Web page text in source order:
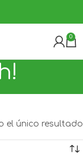
0
el único resultado